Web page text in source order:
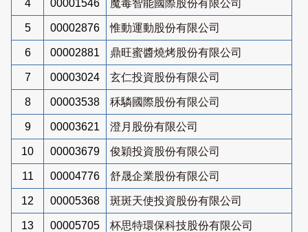
4 00001546 魔毒智能國際股份有限公司
5 00002876 惟動運動股份有限公司
6 00002881 鼎旺蜜醬燒烤股份有限公司
7 00003024 玄仁投資股份有限公司
8 00003538 秝驎國際股份有限公司
9 00003621 澄月股份有限公司
10 00003679 俊穎投資股份有限公司
11 00004776 舒晟企業股份有限公司
12 00005368 斑斑天使投資股份有限公司
13 00005705 杯思特環保科技股份有限公司